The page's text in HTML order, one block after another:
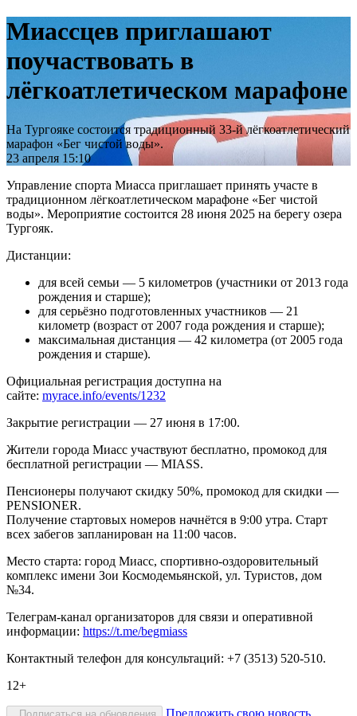
Миассцев приглашают
поучаствовать в
лёгкоатлетическом марафоне
На Тургояке состоится традиционный 33-й лёгкоатлетический
марафон «Бег чистой воды».
23 апреля 15:10
Управление спорта Миасса приглашает принять участе в
традиционном лёгкоатлетическом марафоне «Бег чистой
воды». Мероприятие состоится 28 июня 2025 на берегу озера
Тургояк.
Дистанции:
для всей семьи — 5 километров (участники от 2013 года
рождения и старше);
для серьёзно подготовленных участников — 21
километр (возраст от 2007 года рождения и старше);
максимальная дистанция — 42 километра (от 2005 года
рождения и старше).
Официальная регистрация доступна на
сайте: myrace.info/events/1232
Закрытие регистрации — 27 июня в 17:00.
Жители города Миасс участвуют бесплатно, промокод для
бесплатной регистрации — MIASS.
Пенсионеры получают скидку 50%, промокод для скидки —
PENSIONER.
Получение стартовых номеров начнётся в 9:00 утра. Старт
всех забегов запланирован на 11:00 часов.
Место старта: город Миасс, спортивно-оздоровительный
комплекс имени Зои Космодемьянской, ул. Туристов, дом
№34.
Телеграм-канал организаторов для связи и оперативной
информации: https://t.me/begmiass
Контактный телефон для консультаций: +7 (3513) 520-510.
12+
Предложить свою новость